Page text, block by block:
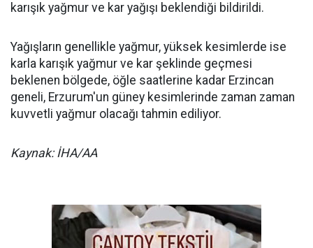
karışık yağmur ve kar yağışı beklendiği bildirildi.
Yağışların genellikle yağmur, yüksek kesimlerde ise
karla karışık yağmur ve kar şeklinde geçmesi
beklenen bölgede, öğle saatlerine kadar Erzincan
geneli, Erzurum'un güney kesimlerinde zaman zaman
kuvvetli yağmur olacağı tahmin ediliyor.
Kaynak: İHA/AA